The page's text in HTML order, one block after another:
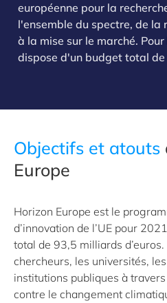
européenne pour la
l'ensemble du spectre, de la
à la mise sur le marché.
dispose d'un budget total
Objectifs et atouts
Europe
Horizon Europe est le
d’innovation de l’UE pour
total de 93,5 milliards
chercheurs, les universités,
institutions publiques à travers
contre le changement